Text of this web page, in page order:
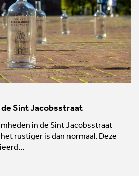
Sint Jacobsstraat
in de Sint Jacobsstraat
rustiger is dan normaal. Deze